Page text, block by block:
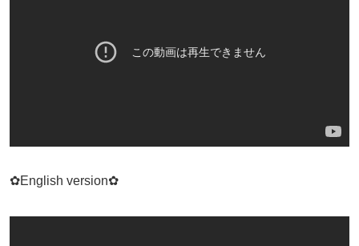
✿English version✿